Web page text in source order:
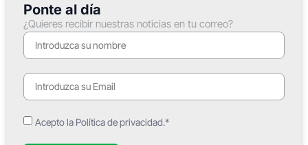
Ponte al día
¿Quieres recibir nuestras noticias en tu correo?
Acepto la Política de privacidad.*